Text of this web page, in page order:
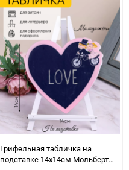
Грифельная табличка на
подставке 14x14см Мольберт